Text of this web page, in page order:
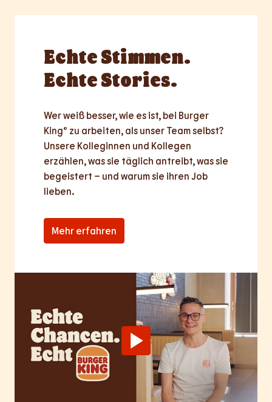
EchteStimmen.
Echte Stories.
Wer weiß besser, wie es ist, bei Burger
King® zu arbeiten, als unser Team selbst?
Unsere Kolleginnen und Kollegen
erzählen, was sie täglich antreibt, was sie
begeistert – und warum sie ihren Job
lieben.
Mehr erfahren